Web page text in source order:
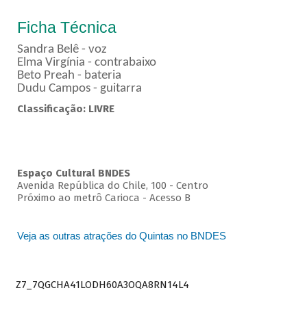
Ficha Técnica
Sandra Belê - voz
Elma Virgínia - contrabaixo
Beto Preah - bateria
Dudu Campos - guitarra
Classificação: LIVRE
Espaço Cultural BNDES
Avenida República do Chile, 100 - Centro
Próximo ao metrô Carioca - Acesso B
Veja as outras atrações do Quintas no BNDES
Z7_7QGCHA41LODH60A3OQA8RN14L4